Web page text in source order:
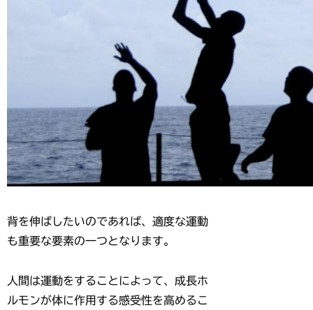
背を伸ばしたいのであれば、適度な運動
も重要な要素の一つとなります。
人間は運動をすることによって、成長ホ
ルモンが体に作用する感受性を高めるこ